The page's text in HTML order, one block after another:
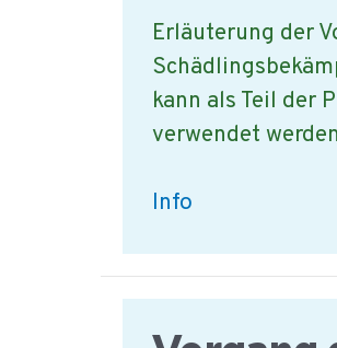
Erläuterung der
kann als Teil der
verwendet
Vorgehensweisen
der
Info